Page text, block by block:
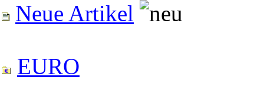
Neue Artikel
EURO